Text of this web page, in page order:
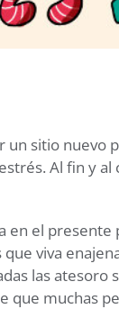
sitio nuevo
Al fin y
en el
viva
las
que muchas